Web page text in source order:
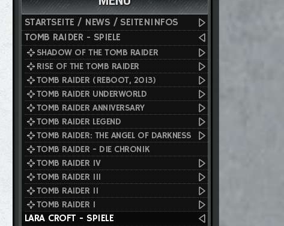
STARTSEITE / NEWS / SEITENINFOS
TOMB RAIDER - SPIELE
SHADOW OF THE TOMB RAIDER
RISE OF THE TOMB RAIDER
TOMB RAIDER (REBOOT, 2013)
TOMB RAIDER UNDERWORLD
TOMB RAIDER ANNIVERSARY
TOMB RAIDER LEGEND
TOMB RAIDER: THE ANGEL OF DARKNESS
TOMB RAIDER - DIE CHRONIK
TOMB RAIDER IV
TOMB RAIDER III
TOMB RAIDER II
TOMB RAIDER I
LARA CROFT - SPIELE